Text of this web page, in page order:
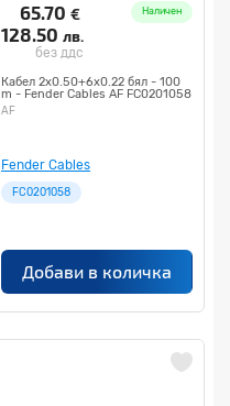
65.70 €
128.50 лв.
без ддс
Наличен
Кабел 2х0.50+6х0.22 бял - 100
m - Fender Cables AF FC0201058
AF
Fender Cables
FC0201058
Добави в количка